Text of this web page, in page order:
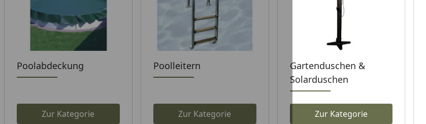
Poolabdeckung
Zur Kategorie
Poolleitern
Zur Kategorie
Gartenduschen &
Solarduschen
Zur Kategorie